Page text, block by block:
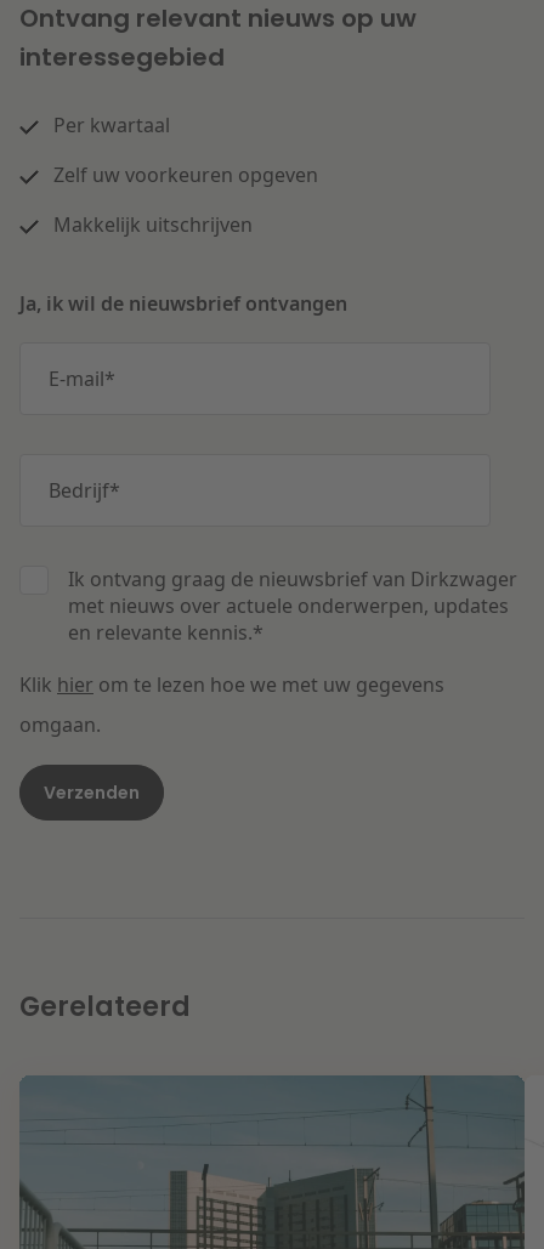
Ontvang relevant nieuws op uw
interessegebied
Per kwartaal
Zelf uw voorkeuren opgeven
Makkelijk uitschrijven
Ja, ik wil de nieuwsbrief ontvangen
E-mail*
Bedrijf*
Ik ontvang graag de nieuwsbrief van Dirkzwager
met nieuws over actuele onderwerpen, updates
en relevante kennis.*
Klik hier om te lezen hoe we met uw gegevens
omgaan.
Gerelateerd